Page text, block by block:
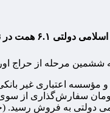
مؤسسات اعتباری فروخته شد.
اسلامی دولتی در سال ۱۴۰۴ که در
تومان و اراد ۲۱۸ معادل ۲ هزار